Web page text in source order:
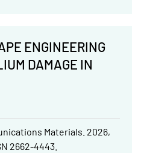
ENGINEERING
DAMAGE IN
Materials. 2026,
2662-4443.